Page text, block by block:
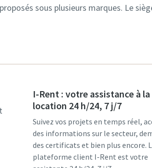
sous plusieurs marques. Le
I-Rent : votre assistance à la
location 24 h/24, 7 j/7
Suivez vos projets en temps réel,
des informations sur le secteur,
des certificats et bien plus encore.
plateforme client I-Rent est votre